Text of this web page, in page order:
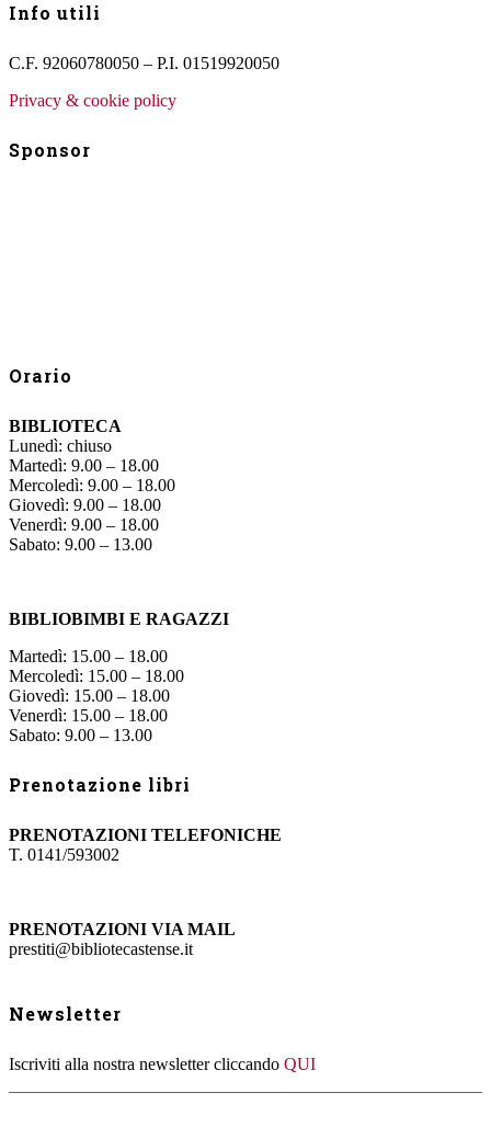
Info utili
C.F. 92060780050 – P.I. 01519920050
Privacy & cookie policy
Sponsor
Orario
BIBLIOTECA
Lunedì: chiuso
Martedì: 9.00 – 18.00
Mercoledì: 9.00 – 18.00
Giovedì: 9.00 – 18.00
Venerdì: 9.00 – 18.00
Sabato: 9.00 – 13.00
BIBLIOBIMBI E RAGAZZI
Martedì: 15.00 – 18.00
Mercoledì: 15.00 – 18.00
Giovedì: 15.00 – 18.00
Venerdì: 15.00 – 18.00
Sabato: 9.00 – 13.00
Prenotazione libri
PRENOTAZIONI TELEFONICHE
T. 0141/593002
PRENOTAZIONI VIA MAIL
prestiti@bibliotecastense.it
Newsletter
Iscriviti alla nostra newsletter cliccando QUI